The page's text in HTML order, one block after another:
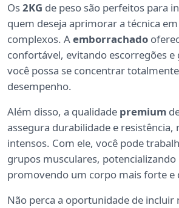
Os2KG de peso são perfeitos para
quem deseja aprimorar a técnica
complexos. Aemborrachado
confortável, evitando escorregões
você possa se concentrar
desempenho.
Além disso, a qualidade premium
assegura durabilidade e
intensos. Com ele, você pode
grupos musculares,
promovendo um corpo mais forte e
Não perca a oportunidade de incluir